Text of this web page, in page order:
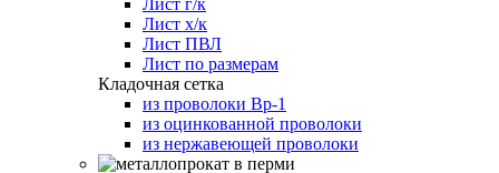
Лист г/к
Лист х/к
Лист ПВЛ
Лист по размерам
Кладочная сетка
из проволоки Вр-1
из оцинкованной проволоки
из нержавеющей проволоки